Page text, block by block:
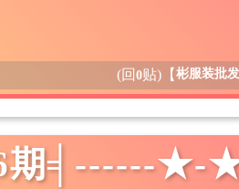
(回0贴) 【彬服装批
期╡------★-